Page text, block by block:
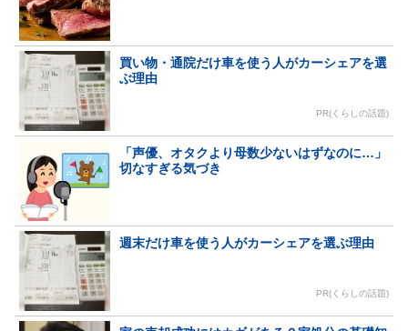
買い物・通院だけ車を使う人がカーシェアを選
ぶ理由
PR(くらしの話題)
「声優、オタクより母数少ないはずなのに…」
切なすぎる気づき
週末だけ車を使う人がカーシェアを選ぶ理由
PR(くらしの話題)